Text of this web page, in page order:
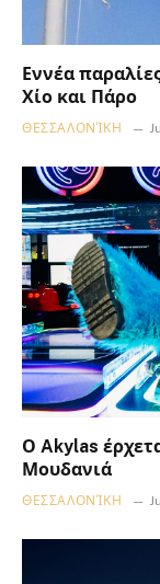
Εννέα
Χίο και Πάρο
ΘΕΣΣΑΛΟΝΊΚΗ
Ο Akylas
Μουδανιά
ΘΕΣΣΑΛΟΝΊΚΗ